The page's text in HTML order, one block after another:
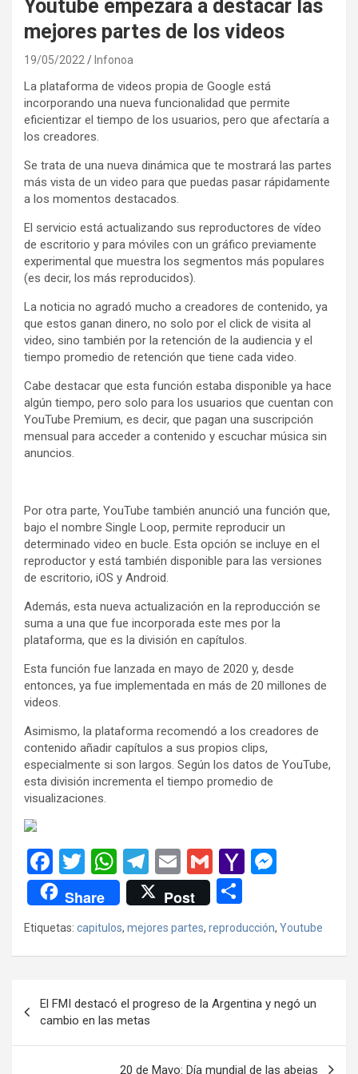
Youtube empezara a destacar las
mejores partes de los videos
19/05/2022 Infonoa
La plataforma de videos propia de Google está
incorporando una nueva funcionalidad que permite
eficientizar el tiempo de los usuarios, pero que afectaría a
los creadores.
Se trata de una nueva dinámica que te mostrará las partes
más vista de un video para que puedas pasar rápidamente
a los momentos destacados.
El servicio está actualizando sus reproductores de vídeo
de escritorio y para móviles con un gráfico previamente
experimental que muestra los segmentos más populares
(es decir, los más reproducidos).
La noticia no agradó mucho a creadores de contenido, ya
que estos ganan dinero, no solo por el click de visita al
video, sino también por la retención de la audiencia y el
tiempo promedio de retención que tiene cada video.
Cabe destacar que esta función estaba disponible ya hace
algún tiempo, pero solo para los usuarios que cuentan con
YouTube Premium, es decir, que pagan una suscripción
mensual para acceder a contenido y escuchar música sin
anuncios.
Por otra parte, YouTube también anunció una función que,
bajo el nombre Single Loop, permite reproducir un
determinado video en bucle. Esta opción se incluye en el
reproductor y está también disponible para las versiones
de escritorio, iOS y Android.
Además, esta nueva actualización en la reproducción se
suma a una que fue incorporada este mes por la
plataforma, que es la división en capítulos.
Esta función fue lanzada en mayo de 2020 y, desde
entonces, ya fue implementada en más de 20 millones de
videos.
Asimismo, la plataforma recomendó a los creadores de
contenido añadir capítulos a sus propios clips,
especialmente si son largos. Según los datos de YouTube,
esta división incrementa el tiempo promedio de
visualizaciones.
F
a
ce
b
o
k
T
wi
tt
er
W
h
at
s
A
p
T
el
e
gr
a
E
m
ail
G
m
ail
Y
o
o
ail
n
g
Share Post
m
ar
Etiquetas: capitulos, mejores partes, reproducción, Youtube
de
entradas
El FMI destacó el progreso de la Argentina y negó un
cambio en las metas
20 de Mayo: Día mundial de las abejas